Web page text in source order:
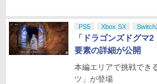
PS5 Xbox SX
「ドラゴンズドグマ
要素の詳細が公開
本編エリアで挑戦でき
ツ」が登場